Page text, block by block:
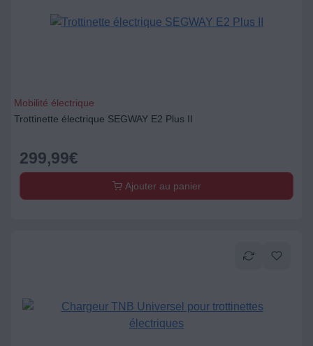
Mobilité électrique
Trottinette électrique SEGWAY E2 Plus II
299,99€
Ajouter au panier